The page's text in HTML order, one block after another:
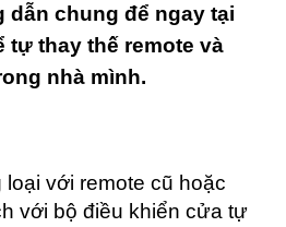
chung để ngay tại
tự thay thế remote và
nhà mình.
với remote cũ hoặc
với bộ điều khiển cửa tự